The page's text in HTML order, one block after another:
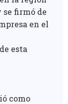
se firmó de
en el
esta
como